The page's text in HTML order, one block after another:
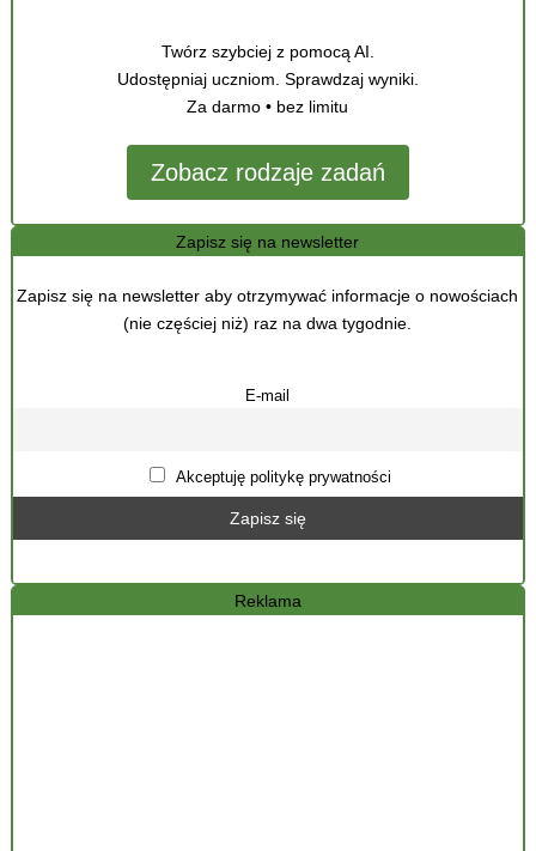
Twórz szybciej z pomocą AI.
Udostępniaj uczniom. Sprawdzaj wyniki.
Za darmo • bez limitu
Zobacz rodzaje zadań
Zapisz się na newsletter
Zapisz się na newsletter aby otrzymywać informacje o nowościach
(nie częściej niż) raz na dwa tygodnie.
E-mail
Akceptuję politykę prywatności
Reklama